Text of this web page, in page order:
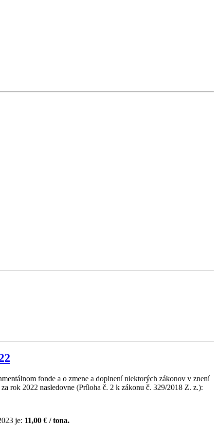
fonde a o zmene a doplnení niektorých zákonov v znení
rok 2022 nasledovne (Príloha č. 2 k zákonu č. 329/2018 Z. z.):
je: 11,00 € / tona.